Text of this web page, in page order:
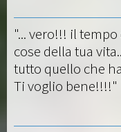
"... vero!!! il
cose della tua
tutto quello che
Ti voglio bene!!!!"